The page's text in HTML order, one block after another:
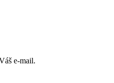
e-mail.